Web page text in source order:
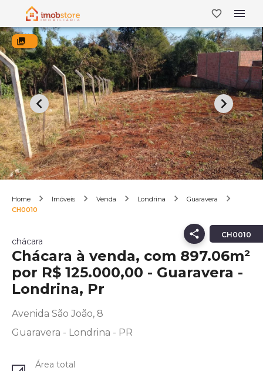
Home Imóveis Venda Londrina
Guaravera
CH0010
CH0010
chácara
Chácara à venda, com 897.06m²
por R$ 125.000,00 - Guaravera -
Londrina, Pr
Avenida São João, 8
Guaravera - Londrina - PR
Área total